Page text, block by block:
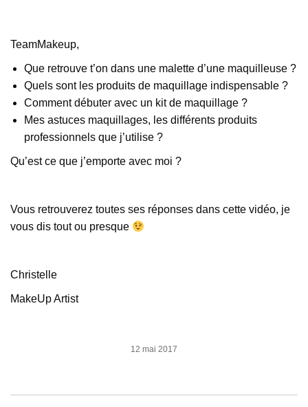
TeamMakeup,
Que retrouve t’on dans une malette d’une maquilleuse ?
Quels sont les produits de maquillage indispensable ?
Comment débuter avec un kit de maquillage ?
Mes astuces maquillages, les différents produits
professionnels que j’utilise ?
Qu’est ce que j’emporte avec moi ?
Vous retrouverez toutes ses réponses dans cette vidéo, je
vous dis tout ou presque
Christelle
MakeUp Artist
12 mai 2017